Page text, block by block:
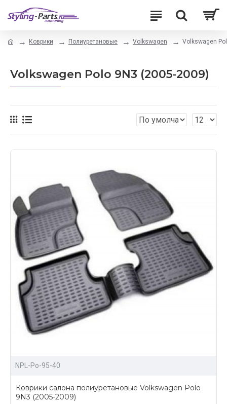
Коврики Полиуретановые Volkswagen Volkswagen
Volkswagen Polo 9N3 (2005-2009)
NPL-Po-95-40
Коврики салона полиуретановые Volkswagen Polo
9N3 (2005-2009)